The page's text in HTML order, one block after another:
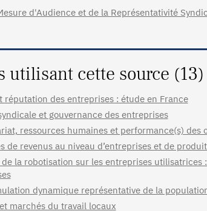
d'Audience et de la Représentativité
utilisant cette source (13)
réputation des entreprises : étude en France
et gouvernance des entreprises
ressources humaines et performance(s) des
de revenus au niveau d’entreprises et de
la robotisation sur les entreprises
dynamique représentative de la
marchés du travail locaux